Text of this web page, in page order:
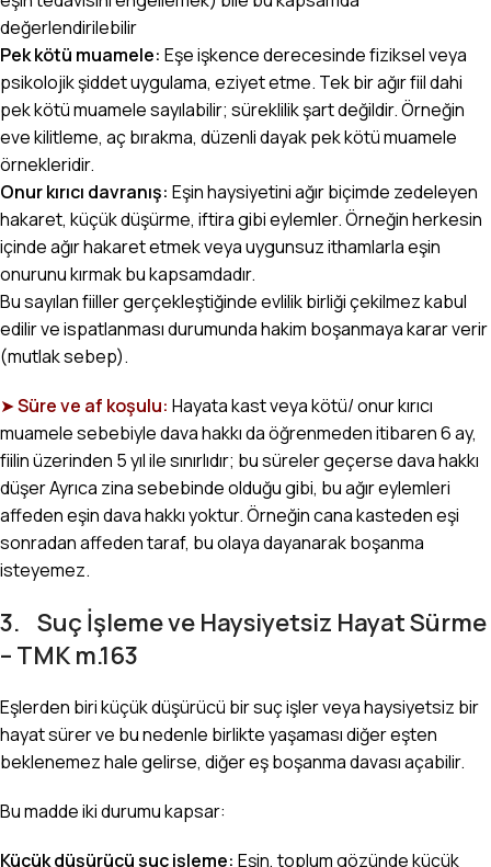
değerlendirilebilir
Pek kötü muamele: Eşe işkence derecesinde fiziksel veya
psikolojik şiddet uygulama, eziyet etme. Tek bir ağır fiil dahi
pek kötü muamele sayılabilir; süreklilik şart değildir. Örneğin
eve kilitleme, aç bırakma, düzenli dayak pek kötü muamele
örnekleridir.
Onur kırıcı davranış: Eşin haysiyetini ağır biçimde zedeleyen
hakaret, küçük düşürme, iftira gibi eylemler. Örneğin herkesin
içinde ağır hakaret etmek veya uygunsuz ithamlarla eşin
onurunu kırmak bu kapsamdadır.
Bu sayılan fiiller gerçekleştiğinde evlilik birliği çekilmez kabul
edilir ve ispatlanması durumunda hakim boşanmaya karar verir
(mutlak sebep).
➤Süre ve af koşulu: Hayata kast veya kötü/ onur kırıcı
muamele sebebiyle dava hakkı da öğrenmeden itibaren 6 ay,
fiilin üzerinden 5 yıl ile sınırlıdır; bu süreler geçerse dava hakkı
düşer Ayrıca zina sebebinde olduğu gibi, bu ağır eylemleri
affeden eşin dava hakkı yoktur. Örneğin cana kasteden eşi
sonradan affeden taraf, bu olaya dayanarak boşanma
isteyemez.
3. Suç İşleme ve Haysiyetsiz Hayat Sürme
– TMK m.163
Eşlerden biri küçük düşürücü bir suç işler veya haysiyetsiz bir
hayat sürer ve bu nedenle birlikte yaşaması diğer eşten
beklenemez hale gelirse, diğer eş boşanma davası açabilir.
Bu madde iki durumu kapsar:
Küçük düşürücü suç işleme: Eşin, toplum gözünde küçük